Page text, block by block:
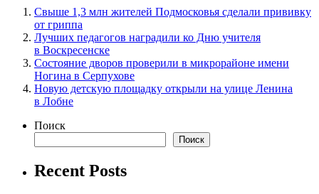
Свыше 1,3 млн жителей Подмосковья сделали прививку
от гриппа
Лучших педагогов наградили ко Дню учителя
в Воскресенске
Состояние дворов проверили в микрорайоне имени
Ногина в Серпухове
Новую детскую площадку открыли на улице Ленина
в Лобне
Поиск
Поиск
Recent Posts